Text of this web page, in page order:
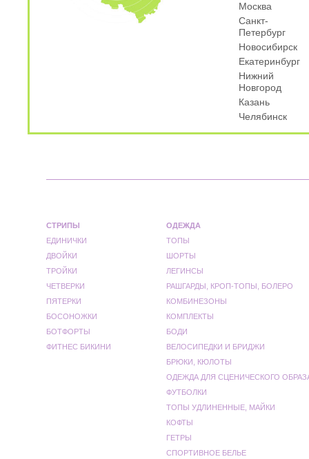
Москва
Санкт-
Петербург
Новосибирск
Екатеринбург
Нижний
Новгород
Казань
Челябинск
СТРИПЫ
ЕДИНИЧКИ
ДВОЙКИ
ТРОЙКИ
ЧЕТВЕРКИ
ПЯТЕРКИ
БОСОНОЖКИ
БОТФОРТЫ
ФИТНЕС БИКИНИ
ОДЕЖДА
ТОПЫ
ШОРТЫ
ЛЕГИНСЫ
РАШГАРДЫ, КРОП-ТОПЫ, БОЛЕРО
КОМБИНЕЗОНЫ
КОМПЛЕКТЫ
БОДИ
ВЕЛОСИПЕДКИ И БРИДЖИ
БРЮКИ, КЮЛОТЫ
ОДЕЖДА ДЛЯ СЦЕНИЧЕСКОГО
ФУТБОЛКИ
ТОПЫ УДЛИНЕННЫЕ, МАЙКИ
КОФТЫ
ГЕТРЫ
СПОРТИВНОЕ БЕЛЬЕ